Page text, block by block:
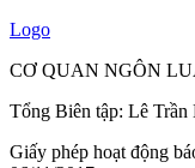
Logo
CƠ QUAN NGÔN
Tổng Biên tập: Lê
Giấy phép hoạt động